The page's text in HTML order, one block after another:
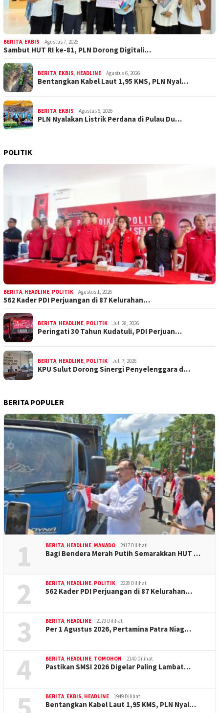
BERITA, EKBIS Agustus 7, 2026
Sambut HUT RI ke-81, PLN Dorong Digitali…
BERITA, EKBIS, HEADLINE Agustus 6, 2026
Bentangkan Kabel Laut 1,95 KMS, PLN Nyal…
BERITA, EKBIS Agustus 6, 2026
PLN Nyalakan Listrik Perdana di Pulau Du…
POLITIK
BERITA, HEADLINE, POLITIK Agustus 1, 2026
562 Kader PDI Perjuangan di 87 Kelurahan…
BERITA, HEADLINE, POLITIK Juli 28, 2026
Peringati 30 Tahun Kudatuli, PDI Perjuan…
BERITA, HEADLINE, POLITIK Juli 7, 2026
KPU Sulut Dorong Sinergi Penyelenggara d…
BERITA POPULER
1 BERITA, HEADLINE, MANADO 2417 Dilihat
Bagi Bendera Merah Putih Semarakkan HUT …
2 BERITA, HEADLINE, POLITIK 2228 Dilihat
562 Kader PDI Perjuangan di 87 Kelurahan…
3 BERITA, HEADLINE 2179 Dilihat
Per 1 Agustus 2026, Pertamina Patra Niag…
4 BERITA, HEADLINE, TOMOHON 2140 Dilihat
Pastikan SMSI 2026 Digelar Paling Lambat…
BERITA, EKBIS, HEADLINE 1949 Dilihat
Bentangkan Kabel Laut 1,95 KMS, PLN Nyal…